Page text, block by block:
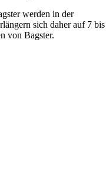
werden in der
sich daher auf 7 bis
von Bagster.